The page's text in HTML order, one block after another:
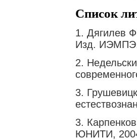
Список
1. Дягилев
Изд.
2.
3.
3.
ЮНИТИ,